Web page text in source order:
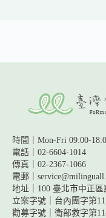
時間｜Mon-Fri 09:00-
電話｜02-6604-1014
傳真｜02-2367-1066
電郵｜
地址｜100 臺北市中正
立案字號｜台內團字第
勸募字號｜ 衛部救字第